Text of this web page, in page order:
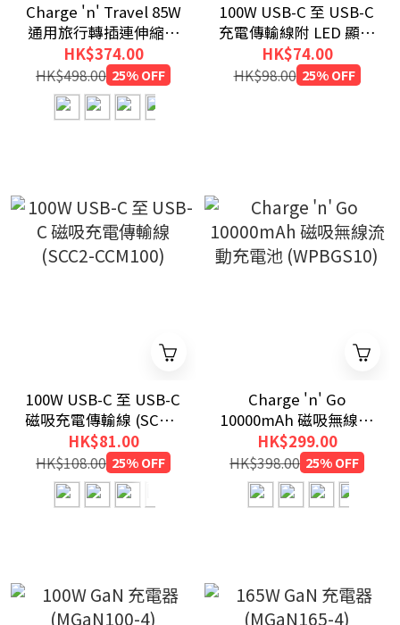
Charge 'n' Travel 85W
通用旅行轉插連伸縮充
電線 (CNT-02)
HK$374.00
HK$498.00 25% OFF
100W USB-C 至 USB-C
充電傳輸線附 LED 顯示
屏 (SCC2-CCD100)
HK$74.00
HK$98.00 25% OFF
100W USB-C 至 USB-C
磁吸充電傳輸線 (SCC2-
CCM100)
HK$81.00
HK$108.00 25% OFF
Charge 'n' Go
10000mAh 磁吸無線流
動充電池 (WPBGS10)
HK$299.00
HK$398.00 25% OFF